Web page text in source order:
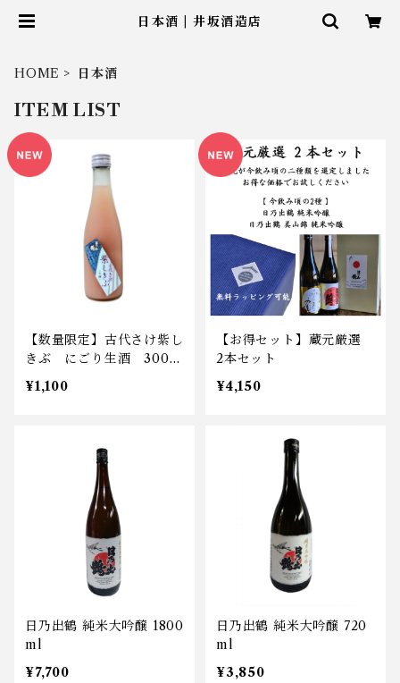
日本酒 | 井坂酒造店
HOME 日本酒
ITEM LIST
【数量限定】古代さけ紫し
きぶ にごり生酒 300m
l
¥1,100
【お得セット】蔵元厳選
2本セット
¥4,150
日乃出鶴 純米大吟醸 1800
ml
¥7,700
日乃出鶴 純米大吟醸 720
ml
¥3,850